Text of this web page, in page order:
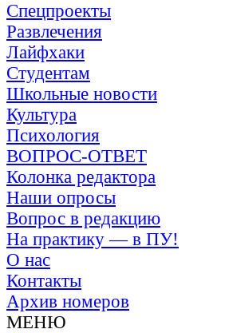
Спецпроекты
Развлечения
Лайфхаки
Студентам
Школьные новости
Культура
Психология
ВОПРОС-ОТВЕТ
Колонка редактора
Наши опросы
Вопрос в редакцию
На практику — в ПУ!
О нас
Контакты
Архив номеров
МЕНЮ